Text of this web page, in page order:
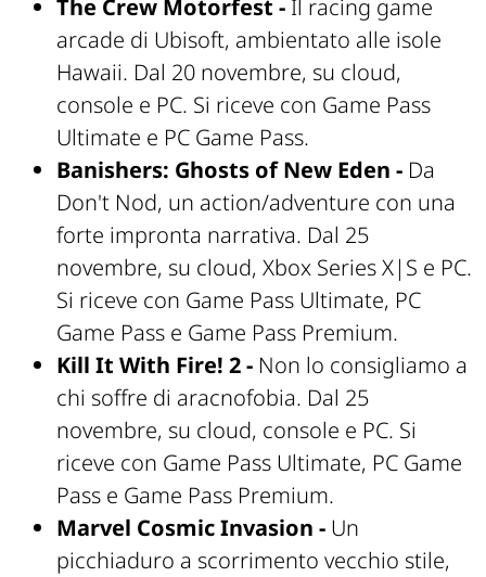
The Crew Motorfest - Il racing game
arcade di Ubisoft, ambientato alle isole
Hawaii. Dal 20 novembre, su cloud,
console e PC. Si riceve con Game Pass
Ultimate e PC Game Pass.
Banishers: Ghosts of New Eden - Da
Don't Nod, un action/adventure con una
forte impronta narrativa. Dal 25
novembre, su cloud, Xbox Series X|S e PC.
Si riceve con Game Pass Ultimate, PC
Game Pass e Game Pass Premium.
Kill It With Fire! 2 - Non lo consigliamo a
chi soffre di aracnofobia. Dal 25
novembre, su cloud, console e PC. Si
riceve con Game Pass Ultimate, PC Game
Pass e Game Pass Premium.
Marvel Cosmic Invasion - Un
picchiaduro a scorrimento vecchio stile,